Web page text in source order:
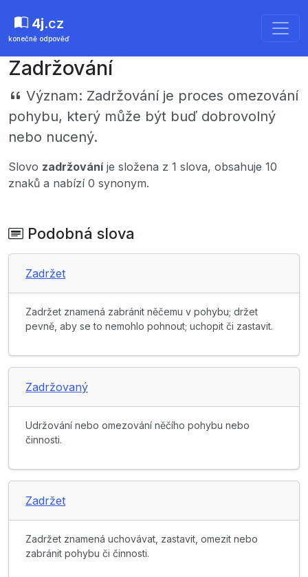
4j.cz
konečně odpověď
Zadržování
Význam: Zadržování je proces omezování
pohybu, který může být buď dobrovolný
nebo nucený.
Slovo zadržováníje složena z 1 slova, obsahuje 10
znaků a nabízí 0 synonym.
Podobná slova
Zadržet
Zadržet znamená zabránit něčemu v pohybu; držet
pevně, aby se to nemohlo pohnout; uchopit či zastavit.
Zadržovaný
Udržování nebo omezování něčího pohybu nebo
činnosti.
Zadržet
Zadržet znamená uchovávat, zastavit, omezit nebo
zabránit pohybu či činnosti.